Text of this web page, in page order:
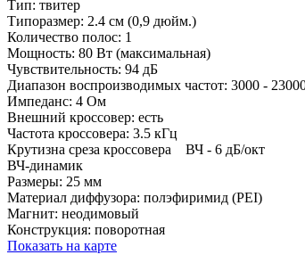
Тип: твитер
Типоразмер: 2.4 см (0,9 дюйм.)
Количество полос: 1
Мощность: 80 Вт (максимальная)
Чувствительность: 94 дБ
Диапазон воспроизводимых частот: 3000 -
Импеданс: 4 Ом
Внешний кроссовер: есть
Частота кроссовера: 3.5 кГц
Крутизна среза кроссовера ВЧ - 6 дБ/окт
ВЧ-динамик
Размеры: 25 мм
Материал диффузора: полэфиримид (PEI)
Магнит: неодимовый
Конструкция: поворотная
Показать на карте